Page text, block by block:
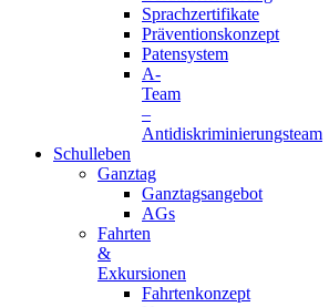
Sprachzertifikate
Präventionskonzept
Patensystem
A-
Team
–
Antidiskriminierungsteam
Schulleben
Ganztag
Ganztagsangebot
AGs
Fahrten
&
Exkursionen
Fahrtenkonzept